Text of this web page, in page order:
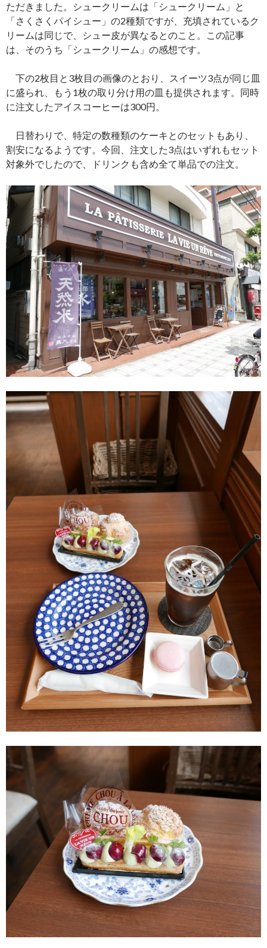
ただきました。シュークリームは「シュークリーム」と
「さくさくパイシュー」の2種類ですが、充填されているク
リームは同じで、シュー皮が異なるとのこと。この記事
は、そのうち「シュークリーム」の感想です。
下の2枚目と3枚目の画像のとおり、スイーツ3点が同じ皿
に盛られ、もう1枚の取り分け用の皿も提供されます。同時
に注文したアイスコーヒーは300円。
日替わりで、特定の数種類のケーキとのセットもあり、
割安になるようです。今回、注文した3点はいずれもセット
対象外でしたので、ドリンクも含め全て単品での注文。